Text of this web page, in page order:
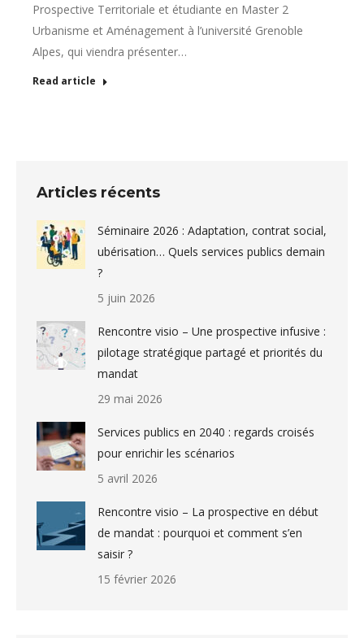
Prospective Territoriale et étudiante en Master 2
Urbanisme et Aménagement à l’université Grenoble
Alpes, qui viendra présenter…
Read article
Articles récents
Séminaire 2026 : Adaptation, contrat social,
ubérisation… Quels services publics demain
?
5 juin 2026
Rencontre visio – Une prospective infusive :
pilotage stratégique partagé et priorités du
mandat
29 mai 2026
Services publics en 2040 : regards croisés
pour enrichir les scénarios
5 avril 2026
Rencontre visio – La prospective en début
de mandat : pourquoi et comment s’en
saisir ?
15 février 2026